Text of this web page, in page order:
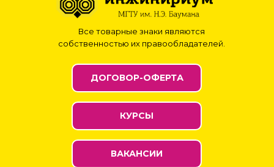
Все товарные знаки являются
собственностью их правообладателей.
ВАКАНСИИ
КУРСЫ
ДОГОВОР-ОФЕРТА